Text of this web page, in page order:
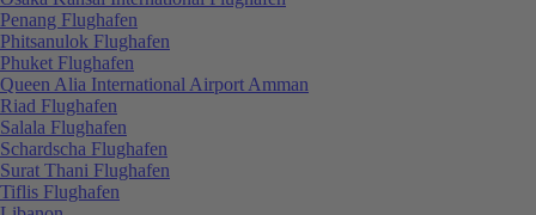
Penang Flughafen
Phitsanulok Flughafen
Phuket Flughafen
Queen Alia International Airport Amman
Riad Flughafen
Salala Flughafen
Schardscha Flughafen
Surat Thani Flughafen
Tiflis Flughafen